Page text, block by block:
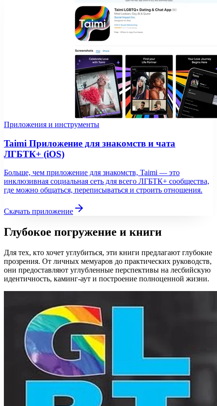
Приложения и инструменты
Taimi Приложение для знакомств и чата
ЛГБТК+ (iOS)
Больше, чем приложение для знакомств, Taimi — это
инклюзивная социальная сеть для всего ЛГБТК+ сообщества,
где можно общаться, переписываться и строить отношения.
Скачать приложение
Глубокое погружение и книги
Для тех, кто хочет углубиться, эти книги предлагают глубокие
прозрения. От личных мемуаров до практических руководств,
они предоставляют углубленные перспективы на лесбийскую
идентичность, каминг-аут и построение полноценной жизни.